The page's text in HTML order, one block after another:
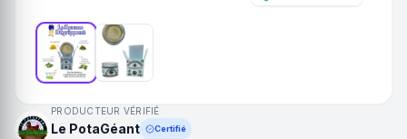
PRODUCTEUR VÉRIFIÉ
Le PotaGéant Certifié